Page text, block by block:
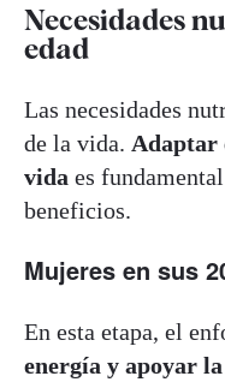
Necesidades
edad
Las necesidades
de la vida. Adaptar
vida es
beneficios.
Mujeres en sus
En esta etapa, el
energía y apoyar